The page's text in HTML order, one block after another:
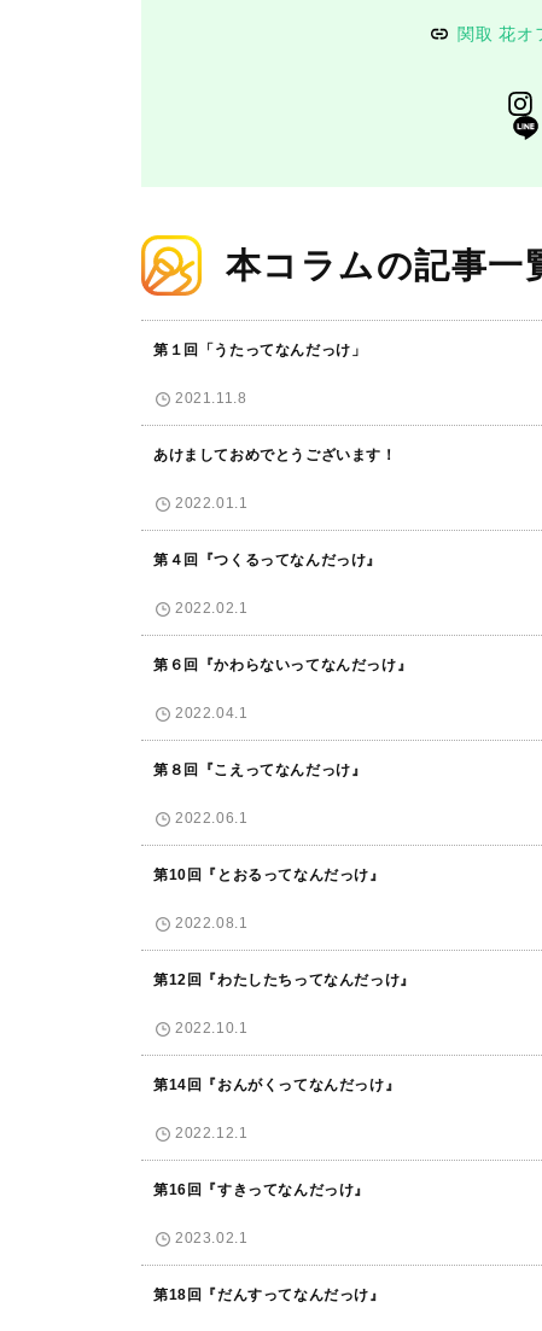
関取 花オ
本コラムの記事一
第１回「うたってなんだっけ」
2021.11.8
あけましておめでとうございます！
2022.01.1
第４回『つくるってなんだっけ』
2022.02.1
第６回『かわらないってなんだっけ』
2022.04.1
第８回『こえってなんだっけ』
2022.06.1
第10回『とおるってなんだっけ』
2022.08.1
第12回『わたしたちってなんだっけ』
2022.10.1
第14回『おんがくってなんだっけ』
2022.12.1
第16回『すきってなんだっけ』
2023.02.1
第18回『だんすってなんだっけ』